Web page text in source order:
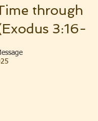
through
3:16-